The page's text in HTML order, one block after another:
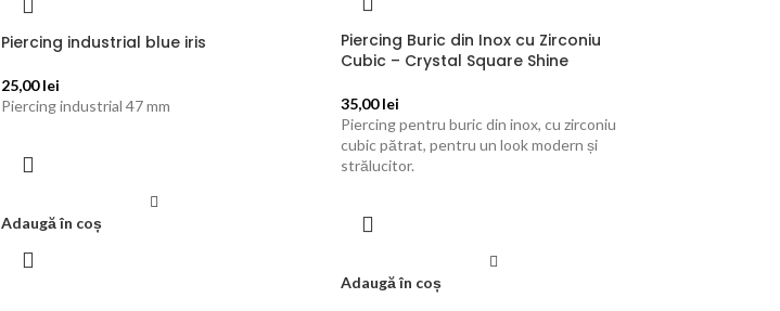
Piercing industrial blue iris
25,00lei
Piercing industrial 47 mm
Adaugă în coș
Piercing Buric din Inox cu Zirconiu
Cubic – Crystal Square Shine
35,00lei
Piercing pentru buric din inox, cu zirconiu
cubic pătrat, pentru un look modern și
strălucitor.
Adaugă în coș